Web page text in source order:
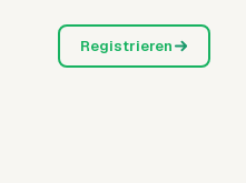
Registrieren